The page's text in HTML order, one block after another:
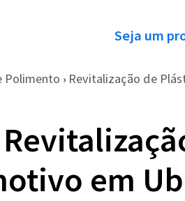
Seja um
Polimento › Revitalização de
em